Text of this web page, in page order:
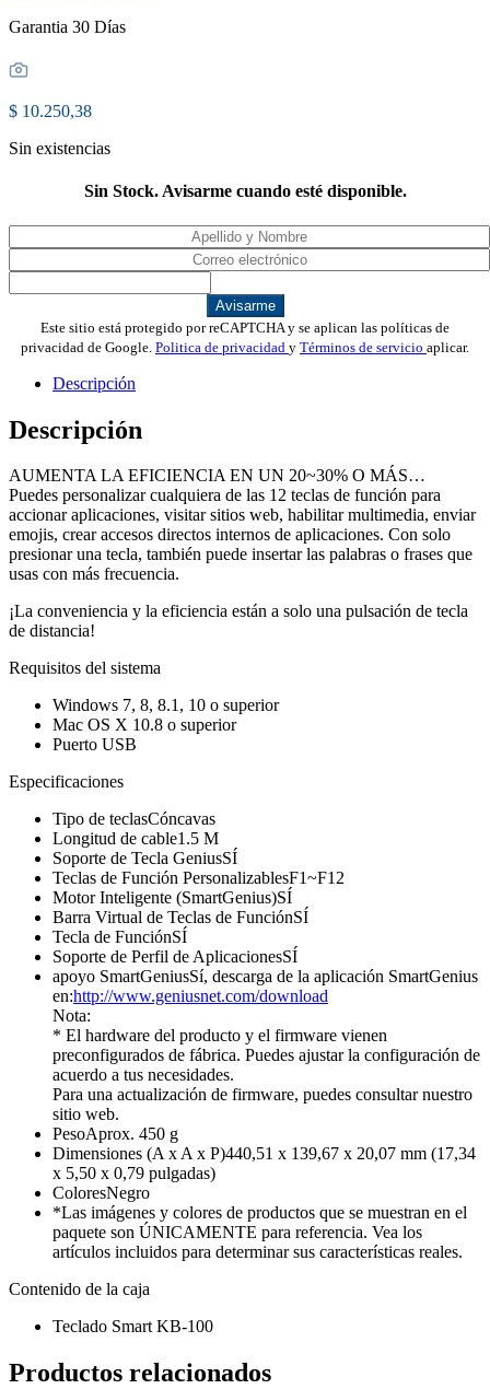
Garantia 30 Días
$ 10.250,38
Sin existencias
Sin Stock. Avisarme cuando esté disponible.
Avisarme
Este sitio está protegido por reCAPTCHA y se aplican las políticas de
privacidad de Google. Politica de privacidad y Términos de servicio aplicar.
Descripción
Descripción
AUMENTA LA EFICIENCIA EN UN 20~30% O MÁS…
Puedes personalizar cualquiera de las 12 teclas de función para
accionar aplicaciones, visitar sitios web, habilitar multimedia, enviar
emojis, crear accesos directos internos de aplicaciones. Con solo
presionar una tecla, también puede insertar las palabras o frases que
usas con más frecuencia.
¡La conveniencia y la eficiencia están a solo una pulsación de tecla
de distancia!
Requisitos del sistema
Windows 7, 8, 8.1, 10 o superior
Mac OS X 10.8 o superior
Puerto USB
Especificaciones
Tipo de teclasCóncavas
Longitud de cable1.5 M
Soporte de Tecla GeniusSÍ
Teclas de Función PersonalizablesF1~F12
Motor Inteligente (SmartGenius)SÍ
Barra Virtual de Teclas de FunciónSÍ
Tecla de FunciónSÍ
Soporte de Perfil de AplicacionesSÍ
apoyo SmartGeniusSí, descarga de la aplicación SmartGenius
en:http://www.geniusnet.com/download
Nota:
* El hardware del producto y el firmware vienen
preconfigurados de fábrica. Puedes ajustar la configuración de
acuerdo a tus necesidades.
Para una actualización de firmware, puedes consultar nuestro
sitio web.
PesoAprox. 450 g
Dimensiones (A x A x P)440,51 x 139,67 x 20,07 mm (17,34
x 5,50 x 0,79 pulgadas)
ColoresNegro
*Las imágenes y colores de productos que se muestran en el
paquete son ÚNICAMENTE para referencia. Vea los
artículos incluidos para determinar sus características reales.
Contenido de la caja
Teclado Smart KB-100
Productos relacionados